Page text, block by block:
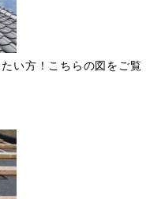
い方！こちらの図をご覧